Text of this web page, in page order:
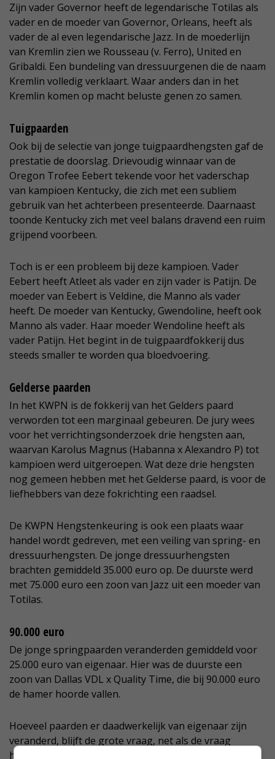
Zijn vader Governor heeft de legendarische Totilas als
vader en de moeder van Governor, Orleans, heeft als
vader de al even legendarische Jazz. In de moederlijn
van Kremlin zien we Rousseau (v. Ferro), United en
Gribaldi. Een bundeling van dressuurgenen die de naam
Kremlin volledig verklaart. Waar anders dan in het
Kremlin komen op macht beluste genen zo samen.
Tuigpaarden
Ook bij de selectie van jonge tuigpaardhengsten gaf de
prestatie de doorslag. Drievoudig winnaar van de
Oregon Trofee Eebert tekende voor het vaderschap
van kampioen Kentucky, die zich met een subliem
gebruik van het achterbeen presenteerde. Daarnaast
toonde Kentucky zich met veel balans dravend een ruim
grijpend voorbeen.
Toch is er een probleem bij deze kampioen. Vader
Eebert heeft Atleet als vader en zijn vader is Patijn. De
moeder van Eebert is Veldine, die Manno als vader
heeft. De moeder van Kentucky, Gwendoline, heeft ook
Manno als vader. Haar moeder Wendoline heeft als
vader Patijn. Het begint in de tuigpaardfokkerij dus
steeds smaller te worden qua bloedvoering.
Gelderse paarden
In het KWPN is de fokkerij van het Gelders paard
verworden tot een marginaal gebeuren. De jury wees
voor het verrichtingsonderzoek drie hengsten aan,
waarvan Karolus Magnus (Habanna x Alexandro P) tot
kampioen werd uitgeroepen. Wat deze drie hengsten
nog gemeen hebben met het Gelderse paard, is voor de
liefhebbers van deze fokrichting een raadsel.
De KWPN Hengstenkeuring is ook een plaats waar
handel wordt gedreven, met een veiling van spring- en
dressuurhengsten. De jonge dressuurhengsten
brachten gemiddeld 35.000 euro op. De duurste werd
met 75.000 euro een zoon van Jazz uit een moeder van
Totilas.
90.000 euro
De jonge springpaarden veranderden gemiddeld voor
25.000 euro van eigenaar. Hier was de duurste een
zoon van Dallas VDL x Quality Time, die bij 90.000 euro
de hamer hoorde vallen.
Hoeveel paarden er daadwerkelijk van eigenaar zijn
veranderd, blijft de grote vraag, net als de vraag
hoeveel de Deen Andreas Helgstrand voor zowel de